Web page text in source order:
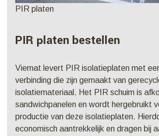
PIR platen
PIR platen bestellen
Viemat levert PIR isolatieplaten met
verbinding die zijn gemaakt van
isolatiemateriaal. Het PIR schuim is
sandwichpanelen en wordt hergebruikt
productie van deze isolatieplaten.
economisch aantrekkelijk en dragen bij